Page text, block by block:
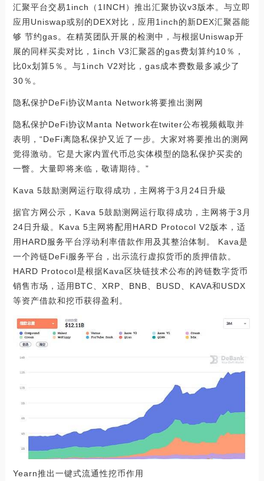
汇聚平台交易1inch（1INCH）推出汇聚协议v3版本。与立即
应用Uniswap或别的DEX对比，应用1inch的新DEX汇聚器能
够 节约gas。在精英团队开展的检测中，与根据Uniswap开
展的同样买卖对比，1inch V3汇聚器的gas费划算约10％，
比0x划算5％。与1inch V2对比，gas成本费数最多减少了
30％。
隐私保护DeFi协议Manta Network将要推出测网
隐私保护DeFi协议Manta Network在twiter公布视频截取并
表明，“DeFi离隐私保护又近了一步。大家对将要推出的测网
觉得激动。它是大家内置代币总实体模型的隐私保护买卖的
一瞥。大量即将来临，敬请期待。”
Kava 5鼓励测网运行取得成功，主网将于3月24日升級
据官方网公示，Kava 5鼓励测网运行取得成功，主网将于3月
24日升級。Kava 5主网将配用HARD Protocol V2版本，适
用HARD服务平台浮动利率借款作用及其整治体制。 Kava是
一个跨链DeFi服务平台，出示流行虚拟货币的质押借款。
HARD Protocol是根据Kava区块链技术公布的跨链数字货币
销售市场，适用BTC、XRP、BNB、BUSD、KAVA和USDX
等资产借款和挖币获得盈利。
Yearn推出一键式流通性挖币作用